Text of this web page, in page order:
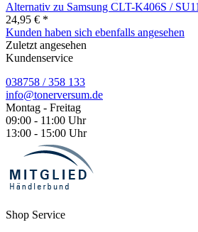
Alternativ zu Samsung CLT-K406S /
24,95 € *
Kunden haben sich ebenfalls angesehen
Zuletzt angesehen
Kundenservice
038758 / 358 133
info@tonerversum.de
Montag - Freitag
09:00 - 11:00 Uhr
13:00 - 15:00 Uhr
Shop Service